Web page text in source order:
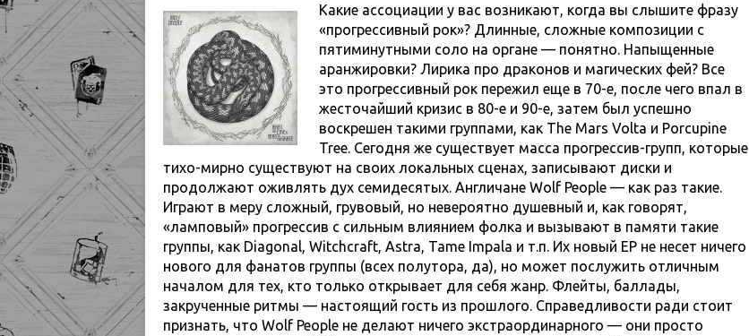
Какие ассоциации у вас возникают, когда вы слышите фразу
«прогрессивный рок»? Длинные, сложные композиции с
пятиминутными соло на органе — понятно. Напыщенные
аранжировки? Лирика про драконов и магических фей? Все
это прогрессивный рок пережил еще в 70-е, после чего впал в
жесточайший кризис в 80-е и 90-е, затем был успешно
воскрешен такими группами, как The Mars Volta и Porcupine
Tree. Сегодня же существует масса прогрессив-групп, которые
тихо-мирно существуют на своих локальных сценах, записывают диски и
продолжают оживлять дух семидесятых. Англичане Wolf People — как раз такие.
Играют в меру сложный, грувовый, но невероятно душевный и, как говорят,
«ламповый» прогрессив c сильным влиянием фолка и вызывают в памяти такие
группы, как Diagonal, Witchcraft, Astra, Tame Impala и т.п. Их новый EP не несет ничего
нового для фанатов группы (всех полутора, да), но может послужить отличным
началом для тех, кто только открывает для себя жанр. Флейты, баллады,
закрученные ритмы — настоящий гость из прошлого. Справедливости ради стоит
признать, что Wolf People не делают ничего экстраординарного — они просто